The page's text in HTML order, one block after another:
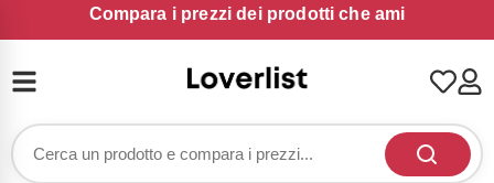
Compara i prezzi dei prodotti che ami